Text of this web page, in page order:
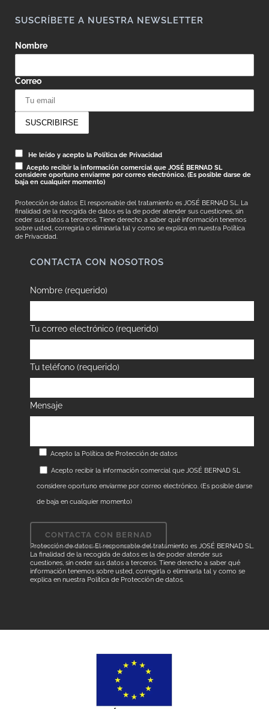
SUSCRÍBETE A NUESTRA NEWSLETTER
Nombre
Correo
He leído y acepto la Política de Privacidad
Acepto recibir la información comercial que JOSÉ BERNAD SL
considere oportuno enviarme por correo electrónico. (Es posible darse de
baja en cualquier momento)
Protección de datos: El responsable del tratamiento es JOSÉ BERNAD SL. La
finalidad de la recogida de datos es la de poder atender sus cuestiones, sin
ceder sus datos a terceros. Tiene derecho a saber qué información tenemos
sobre usted, corregirla o eliminarla tal y como se explica en nuestra Política
de Privacidad.
CONTACTA CON NOSOTROS
Nombre (requerido)
Tu correo electrónico (requerido)
Tu teléfono (requerido)
Mensaje
Acepto la Política de Protección de datos
Acepto recibir la información comercial que JOSÉ BERNAD SL
considere oportuno enviarme por correo electrónico. (Es posible darse
de baja en cualquier momento)
Protección de datos: El responsable del tratamiento es JOSÉ BERNAD SL.
La finalidad de la recogida de datos es la de poder atender sus
cuestiones, sin ceder sus datos a terceros. Tiene derecho a saber qué
información tenemos sobre usted, corregirla o eliminarla tal y como se
explica en nuestra Política de Protección de datos